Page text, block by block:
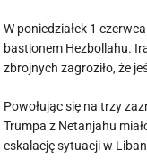
W poniedziałek 1
bastionem Hezbollahu.
zbrojnych zagroziło, że
Powołując się na trzy
Trumpa z Netanjahu
eskalację sytuacji w